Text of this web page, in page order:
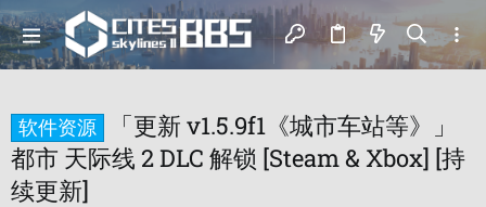
软件资源
「更新 v1.5.9f1《城市车站等》」
都市 天际线 2 DLC 解锁 [Steam & Xbox] [持
续更新]